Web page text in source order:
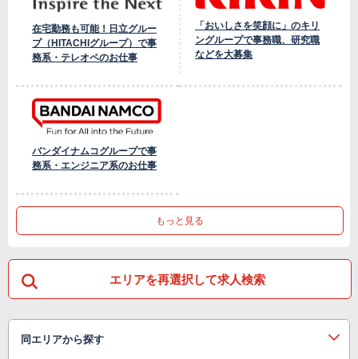
在宅勤務も可能！日立グルー
プ（HITACHIグループ）で事
務系・テレオペのお仕事
「おいしさを笑顔に」のキリ
ングループで事務職、研究職
などを大募集
バンダイナムコグループで事
務系・エンジニア系のお仕事
もっと見る
エリアを再選択して求人検索
同エリアから探す